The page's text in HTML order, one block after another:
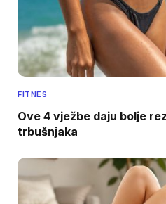
FITNES
Ove 4 vježbe daju bolje
trbušnjaka